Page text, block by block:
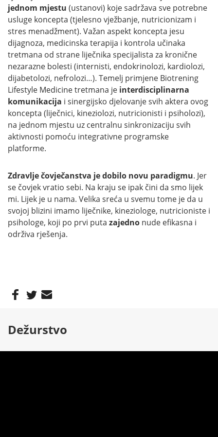
jednom mjestu (ustanovi) koje sadržava sve potrebne
usluge koncepta (tjelesno vježbanje, nutricionizam i
stres menadžment). Važan aspekt koncepta jesu
dijagnoza, medicinska terapija i kontrola učinaka
tretmana od strane liječnika specijalista za kronične
nezarazne bolesti (internisti, endokrinolozi, kardiolozi,
dijabetolozi, nefrolozi…). Temelj primjene Biotrening
Lifestyle Medicine tretmana je interdisciplinarna
komunikacija i sinergijsko djelovanje svih aktera ovog
koncepta (liječnici, kineziolozi, nutricionisti i psiholozi),
na jednom mjestu uz centralnu sinkronizaciju svih
aktivnosti pomoću integrativne programske
platforme.
Zdravlje čovječanstva je dobilo novu paradigmu. Jer
se čovjek vratio sebi. Na kraju se ipak čini da smo lijek
mi. Lijek je u nama. Velika sreća u svemu tome je da u
svojoj blizini imamo liječnike, kineziologe, nutricioniste i
psihologe, koji po prvi puta zajedno nude efikasna i
održiva rješenja.
Dežurstvo